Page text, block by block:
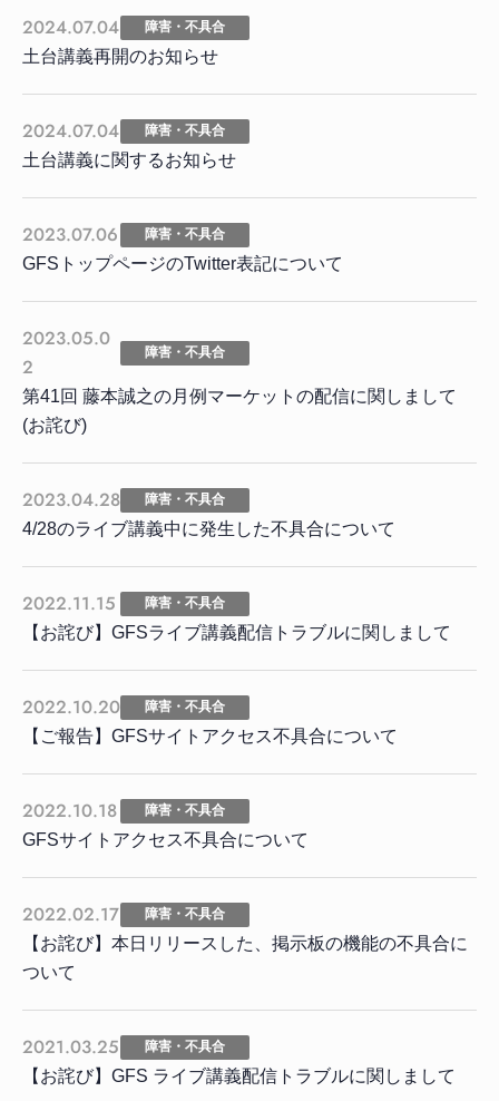
2024.07.04 障害・不具合
土台講義再開のお知らせ
2024.07.04 障害・不具合
土台講義に関するお知らせ
2023.07.06 障害・不具合
GFSトップページのTwitter表記について
2023.05.0
2
障害・不具合
第41回 藤本誠之の月例マーケットの配信に関しまして
(お詫び)
2023.04.28 障害・不具合
4/28のライブ講義中に発生した不具合について
2022.11.15 障害・不具合
【お詫び】GFSライブ講義配信トラブルに関しまして
2022.10.20 障害・不具合
【ご報告】GFSサイトアクセス不具合について
2022.10.18 障害・不具合
GFSサイトアクセス不具合について
2022.02.17 障害・不具合
【お詫び】本日リリースした、掲示板の機能の不具合に
ついて
2021.03.25 障害・不具合
【お詫び】GFS ライブ講義配信トラブルに関しまして